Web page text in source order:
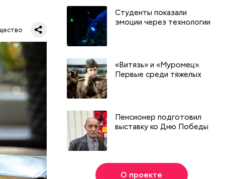
есть
Я
Студенты показали
эмоции через технологии
«Витязь» и «Муромец».
Первые среди тяжелых
Пенсионер подготовил
выставку ко Дню Победы
О проекте